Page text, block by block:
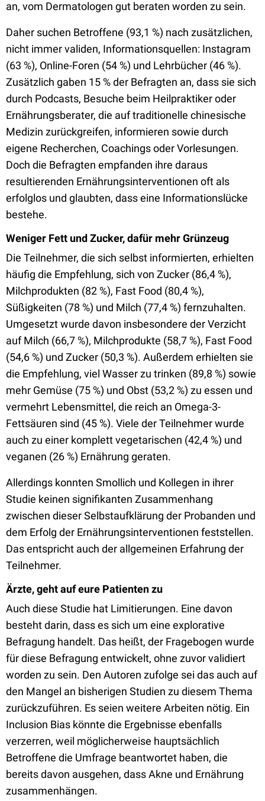
an, vom Dermatologen gut beraten worden zu sein.
Daher suchen Betroffene (93,1 %) nach zusätzlichen,
nicht immer validen, Informationsquellen: Instagram
(63 %), Online-Foren (54 %) und Lehrbücher (46 %).
Zusätzlich gaben 15 % der Befragten an, dass sie sich
durch Podcasts, Besuche beim Heilpraktiker oder
Ernährungsberater, die auf traditionelle chinesische
Medizin zurückgreifen, informieren sowie durch
eigene Recherchen, Coachings oder Vorlesungen.
Doch die Befragten empfanden ihre daraus
resultierenden Ernährungsinterventionen oft als
erfolglos und glaubten, dass eine Informationslücke
bestehe.
Weniger Fett und Zucker, dafür mehr Grünzeug
Die Teilnehmer, die sich selbst informierten, erhielten
häufig die Empfehlung, sich von Zucker (86,4 %),
Milchprodukten (82 %), Fast Food (80,4 %),
Süßigkeiten (78 %) und Milch (77,4 %) fernzuhalten.
Umgesetzt wurde davon insbesondere der Verzicht
auf Milch (66,7 %), Milchprodukte (58,7 %), Fast Food
(54,6 %) und Zucker (50,3 %). Außerdem erhielten sie
die Empfehlung, viel Wasser zu trinken (89,8 %) sowie
mehr Gemüse (75 %) und Obst (53,2 %) zu essen und
vermehrt Lebensmittel, die reich an Omega-3-
Fettsäuren sind (45 %). Viele der Teilnehmer wurde
auch zu einer komplett vegetarischen (42,4 %) und
veganen (26 %) Ernährung geraten.
Allerdings konnten Smollich und Kollegen in ihrer
Studie keinen signifikanten Zusammenhang
zwischen dieser Selbstaufklärung der Probanden und
dem Erfolg der Ernährungsinterventionen feststellen.
Das entspricht auch der allgemeinen Erfahrung der
Teilnehmer.
Ärzte, geht auf eure Patienten zu
Auch diese Studie hat Limitierungen. Eine davon
besteht darin, dass es sich um eine explorative
Befragung handelt. Das heißt, der Fragebogen wurde
für diese Befragung entwickelt, ohne zuvor validiert
worden zu sein. Den Autoren zufolge sei das auch auf
den Mangel an bisherigen Studien zu diesem Thema
zurückzuführen. Es seien weitere Arbeiten nötig. Ein
Inclusion Bias könnte die Ergebnisse ebenfalls
verzerren, weil möglicherweise hauptsächlich
Betroffene die Umfrage beantwortet haben, die
bereits davon ausgehen, dass Akne und Ernährung
zusammenhängen.